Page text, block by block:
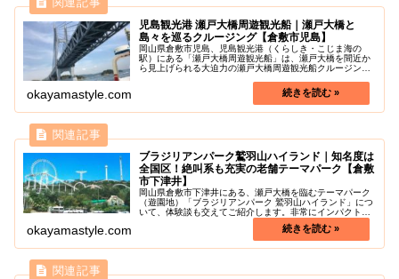
児島観光港 瀬戸大橋周遊観光船｜瀬戸大橋と
島々を巡るクルージング【倉敷市児島】
岡山県倉敷市児島、児島観光港（くらしき・こじま海の
駅）にある「瀬戸大橋周遊観光船」は、瀬戸大橋を間近か
ら見上げられる大迫力の瀬戸大橋周遊観光船クルージング
橋で、唯一JRの線路も走っている最...
okayamastyle.com
ブラジリアンパーク鷲羽山ハイランド｜知名度は
全国区！絶叫系も充実の老舗テーマパーク【倉敷
市下津井】
岡山県倉敷市下津井にある、瀬戸大橋を臨むテーマパーク
（遊園地）「ブラジリアンパーク 鷲羽山ハイランド」につ
いて、体験談も交えてご紹介します。非常にインパクトの
強いユニークな乗り物が揃っており、全国放送でも度々取
okayamastyle.com